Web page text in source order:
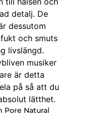
Pore Natural